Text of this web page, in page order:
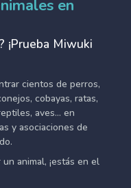
en
¡Prueba Miwuki
cientos de perros,
cobayas, ratas,
aves... en
y asociaciones de
animal, ¡estás en el